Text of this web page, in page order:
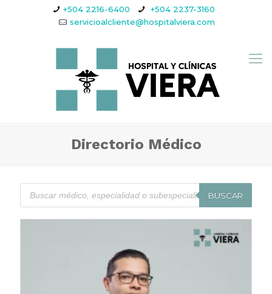
+504 2216-6400
+504 2237-3160
servicioalcliente@hospitalviera.com
Directorio Médico
BUSCAR